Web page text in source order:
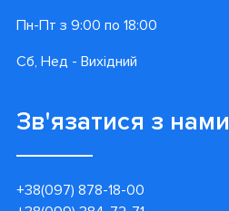
Пн-Пт з 9:00 по 18:00
Сб, Нед - Вихідний
Зв'язатися з нами
+38(097) 878-18-00